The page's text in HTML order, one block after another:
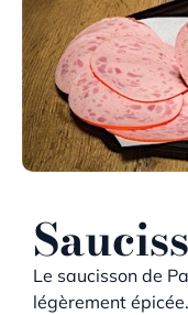
Le saucisson de
légèrement